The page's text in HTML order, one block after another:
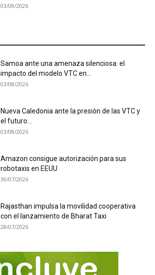
03/08/2026
Samoa ante una amenaza silenciosa: el
impacto del modelo VTC en...
03/08/2026
Nueva Caledonia ante la presión de las VTC y
el futuro...
03/08/2026
Amazon consigue autorización para sus
robotaxis en EEUU
30/07/2026
Rajasthan impulsa la movilidad cooperativa
con el lanzamiento de Bharat Taxi
28/07/2026